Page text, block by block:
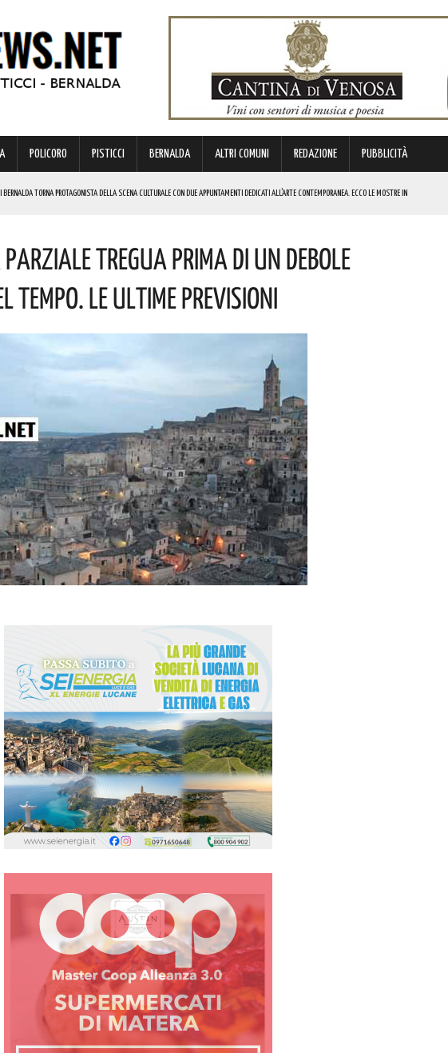
POLICORO PISTICCI BERNALDA ALTRI COMUNI REDAZIONE PUBBLICITÀ
BERNALDA TORNA PROTAGONISTA DELLA SCENA CULTURALE CON DUE APPUNTAMENTI DEDICATI ALL’ARTE CONTEMPORANEA. ECCO LE MOSTRE IN
PER LA RIEVOCAZIONE STORICA “I CAVALIERI DI MALTA”. ECCO IL PROGRAMMA
DELLE TAVOLE PALATINE FARÀ DA CORNICE ALLO SPETTACOLO DI ROSMY, UN EMOZIONANTE VIAGGIO TRA MUSICA E PAROLE. I DETTAGLI
Tregua Prima Di Un Debole
Tempo. Le Ultime Previsioni